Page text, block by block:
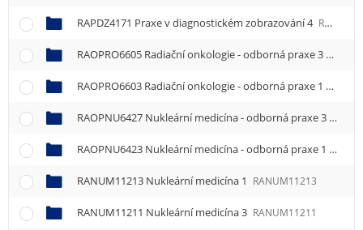
RAPDZ4171 Praxe v diagnostickém zobrazování 4 RAPDZ4171
RAOPRO6605 Radiační onkologie - odborná praxe 3
RAOPRO6603 Radiační onkologie - odborná praxe 1
RAOPNU6427 Nukleární medicína - odborná praxe 3
RAOPNU6423 Nukleární medicína - odborná praxe 1
RANUM11213 Nukleární medicína 1 RANUM11213
RANUM11211 Nukleární medicína 3 RANUM11211